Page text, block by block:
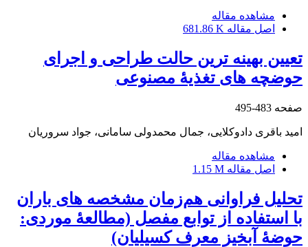
مشاهده مقاله
اصل مقاله 681.86 K
تعیین بهینه‏ ترین حالت طراحی و اجرای
حوضچه‏ های تغذیۀ مصنوعی
صفحه 483-495
امید باقری دادوکلایی، جمال محمدولی سامانی، جواد سروریان
مشاهده مقاله
اصل مقاله 1.15 M
تحلیل فراوانی هم‌زمان مشخصه‏ های باران
با استفاده از توابع مفصل (مطالعۀ موردی:
حوضۀ آبخیز معرف کسیلیان)